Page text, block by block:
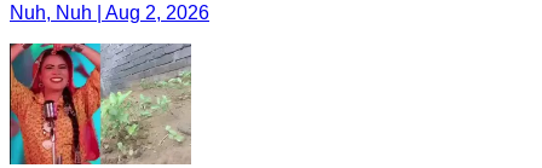
Nuh, Nuh | Aug 2, 2026